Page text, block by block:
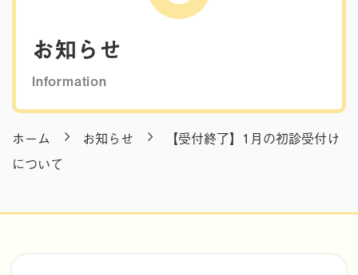
お知らせ
Information
ホーム お知らせ
【受付終了】1月の初診受付け
について